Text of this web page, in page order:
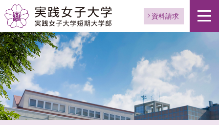
資料請求
ペ
ー
ジ
ト
ッ